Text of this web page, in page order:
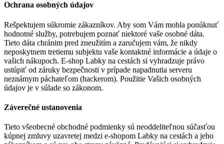
Ochrana osobných údajov
Rešpektujem súkromie zákazníkov. Aby som Vám mohla ponúknuť
hodnotné služby, potrebujem poznať niektoré vaše osobné dáta.
Tieto dáta chránim pred zneužitím a zaručujem vám, že nikdy
neposkytnem tretiemu subjektu vaše kontaktné informácie a údaje o
vašich nákupoch. E-shop Labky na cestách si vyhradzuje právo
ustúpiť od záruky bezpečnosti v prípade napadnutia serveru
neznámym páchateľom (hackerom). Použitie Vašich osobných
údajov je v súlade so zákonom.
Záverečné ustanovenia
Tieto všeobecné obchodné podmienky sú neoddeliteľnou súčasťou
kúpnej zmluvy uzavretej medzi e-shopom Labky na cestách a jeho